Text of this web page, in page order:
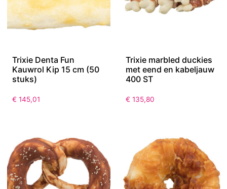
Trixie Denta Fun
Kauwrol Kip 15 cm (50
stuks)
€ 145,01
Trixie marbled duckies
met eend en kabeljauw
400 ST
€ 135,80